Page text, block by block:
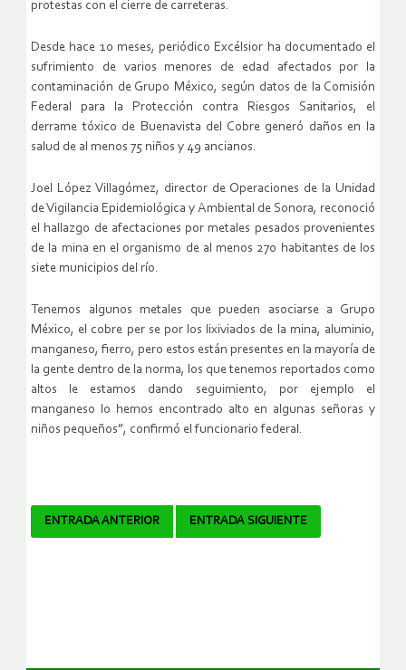
protestas con el cierre de carreteras.
Desde hace 10 meses, periódico Excélsior ha documentado el
sufrimiento de varios menores de edad afectados por la
contaminación de Grupo México, según datos de la Comisión
Federal para la Protección contra Riesgos Sanitarios, el
derrame tóxico de Buenavista del Cobre generó daños en la
salud de al menos 75 niños y 49 ancianos.
Joel López Villagómez, director de Operaciones de la Unidad
de Vigilancia Epidemiológica y Ambiental de Sonora, reconoció
el hallazgo de afectaciones por metales pesados provenientes
de la mina en el organismo de al menos 270 habitantes de los
siete municipios del río.
Tenemos algunos metales que pueden asociarse a Grupo
México, el cobre per se por los lixiviados de la mina, aluminio,
manganeso, fierro, pero estos están presentes en la mayoría de
la gente dentro de la norma, los que tenemos reportados como
altos le estamos dando seguimiento, por ejemplo el
manganeso lo hemos encontrado alto en algunas señoras y
niños pequeños”, confirmó el funcionario federal.
Navegador
ENTRADA ANTERIOR ENTRADA SIGUIENTE